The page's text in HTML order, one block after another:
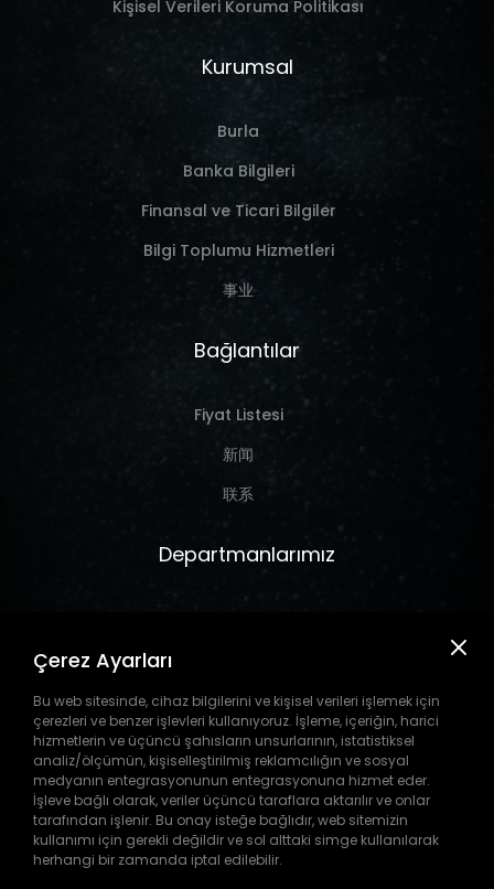
Kişisel Verileri Koruma Politikası
Kurumsal
Burla
Banka Bilgileri
Finansal ve Ticari Bilgiler
Bilgi Toplumu Hizmetleri
事业
Bağlantılar
Fiyat Listesi
新闻
联系
Departmanlarımız
Takım Tezgahı
Pil
Telif Hakkı © 1911-2026BurlaA.Ş.Tüm Hakkı Saklıdır.
WEB
TASARIM
PENTA
Çerez Ayarları
Bu web sitesinde, cihaz bilgilerini ve kişisel verileri işlemek için
çerezleri ve benzer işlevleri kullanıyoruz. İşleme, içeriğin, harici
hizmetlerin ve üçüncü şahısların unsurlarının, istatistiksel
analiz/ölçümün, kişiselleştirilmiş reklamcılığın ve sosyal
medyanın entegrasyonunun entegrasyonuna hizmet eder.
İşleve bağlı olarak, veriler üçüncü taraflara aktarılır ve onlar
tarafından işlenir. Bu onay isteğe bağlıdır, web sitemizin
kullanımı için gerekli değildir ve sol alttaki simge kullanılarak
herhangi bir zamanda iptal edilebilir.